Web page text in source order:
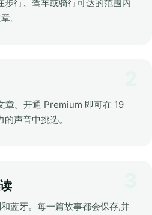
行、驾车或骑行可达的范围内
。
章。开通 Premium 即可在 19
声音中挑选。
蓝牙。每一篇故事都会保存,并